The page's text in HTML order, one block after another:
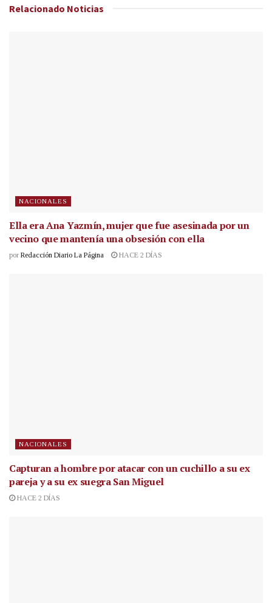
Relacionado Noticias
NACIONALES
Ella era Ana Yazmín, mujer que fue asesinada por un
vecino que mantenía una obsesión con ella
por Redacción Diario La Página HACE 2 DÍAS
NACIONALES
Capturan a hombre por atacar con un cuchillo a su ex
pareja y a su ex suegra San Miguel
HACE 2 DÍAS